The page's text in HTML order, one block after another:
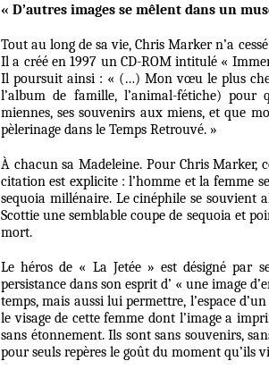
« D’autres images se mêlent dans un
Tout au long de sa vie, Chris Marker n’a
Il a créé en 1997 un CD-ROM intitulé «
Il poursuit ainsi : « (…) Mon vœu le plus
l’album de famille, l’animal-fétiche) pour
miennes, ses souvenirs aux miens, et que
pèlerinage dans le Temps Retrouvé. »
À chacun sa Madeleine. Pour Chris Marker,
citation est explicite : l’homme et la femme
sequoia millénaire. Le cinéphile se souvient
Scottie une semblable coupe de sequoia et
mort.
Le héros de « La Jetée » est désigné par
persistance dans son esprit d’ « une image
temps, mais aussi lui permettre, l’espace
le visage de cette femme dont l’image a
sans étonnement. Ils sont sans souvenirs,
pour seuls repères le goût du moment qu’ils